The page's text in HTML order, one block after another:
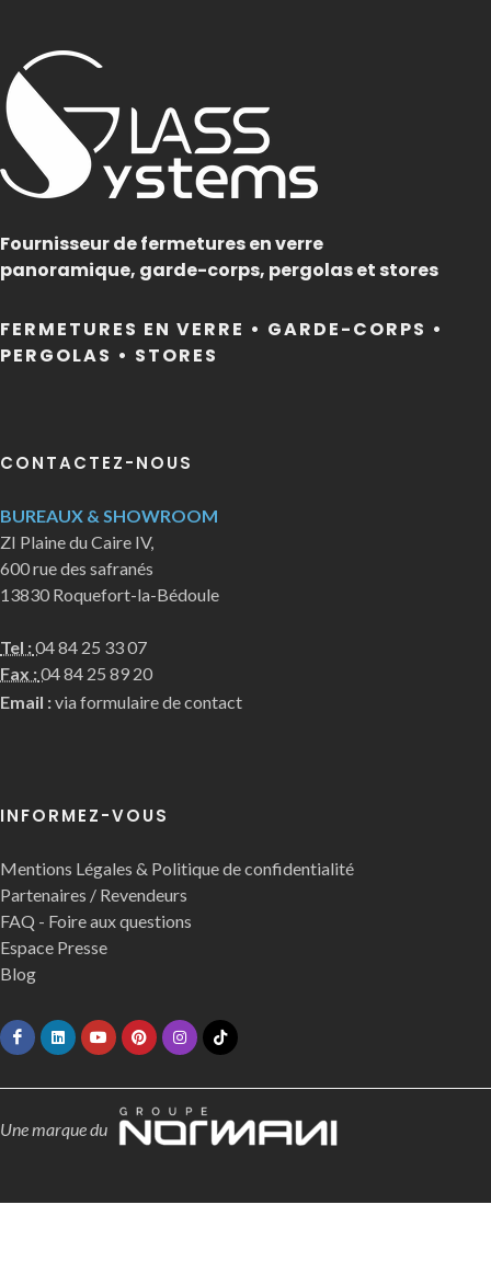
Fournisseur de fermetures en verre
panoramique, garde-corps, pergolas et stores
FERMETURES EN VERRE • GARDE-CORPS •
PERGOLAS • STORES
CONTACTEZ-NOUS
BUREAUX & SHOWROOM
ZI Plaine du Caire IV,
600 rue des safranés
13830 Roquefort-la-Bédoule
Tel :04 84 25 33 07
Fax :04 84 25 89 20
Email :via formulaire de contact
INFORMEZ-VOUS
Mentions Légales & Politique de confidentialité
Partenaires / Revendeurs
FAQ - Foire aux questions
Espace Presse
Blog
Une marque du